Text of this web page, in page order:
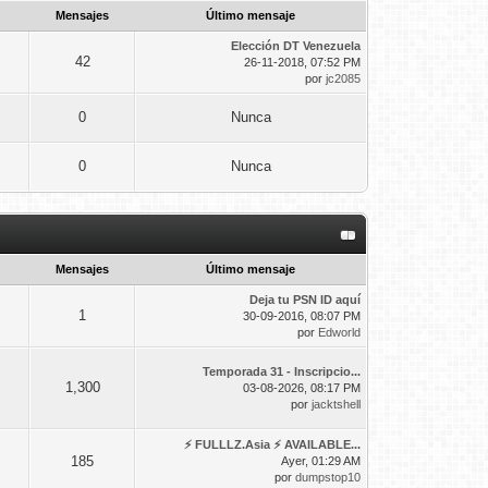
(ACL) , todo aquel quiera probar
13 03 21:56
MI, DFC, MI , para mas información escribir
18 01 22:35
23 08 11:07
27 02 09:35
21 02 15:17
25 09 12:24
Mensajes Último mensaje
42
Elección DT Venezuela
26-11-2018, 07:52 PM
porjc2085
0 Nunca
0 Nunca
Mensajes Último mensaje
1
Deja tu PSN ID aquí
30-09-2016, 08:07 PM
por Edworld
1,300
Temporada 31 - Inscripcio...
03-08-2026, 08:17 PM
porjacktshell
185
⚡ FULLLZ.Asia ⚡ AVAILABLE...
Ayer, 01:29 AM
pordumpstop10